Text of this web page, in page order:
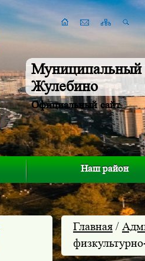
Муниципальный
Жулебино
Официальный сайт
Наш район
Главная /